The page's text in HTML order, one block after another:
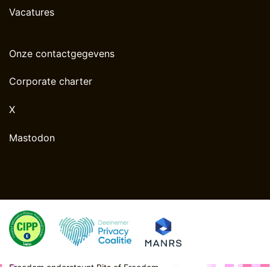
Vacatures
Onze contactgegevens
Corporate charter
X
Mastodon